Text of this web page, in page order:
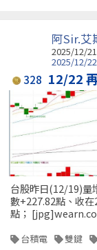
阿Sir.艾
2025/12/
2025/12/
328 12/22
台股昨日(12/19)量
數+227.82點、收
點；
台積電 雙鍵